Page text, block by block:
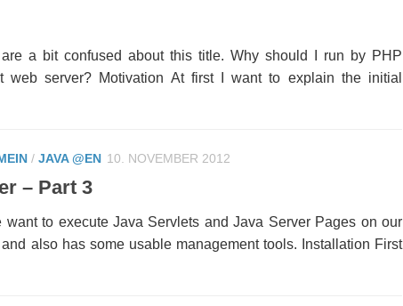
a bit confused about this title. Why should I run by PHP
web server? Motivation At first I want to explain the initial
/ JAVA @EN 10. NOVEMBER 2012
– Part 3
want to execute Java Servlets and Java Server Pages on our
also has some usable management tools. Installation First